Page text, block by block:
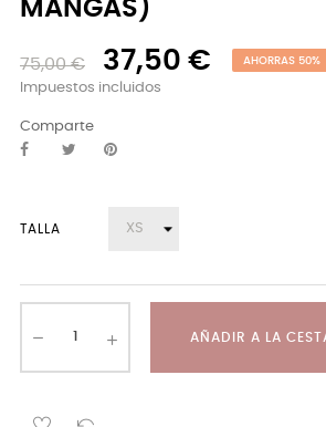
MANGAS)
75,00 € 37,50 € AHORRAS 50%
Impuestos incluidos
Comparte
TALLA
AÑADIR A LA